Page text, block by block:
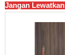
Jangan Lewatkan